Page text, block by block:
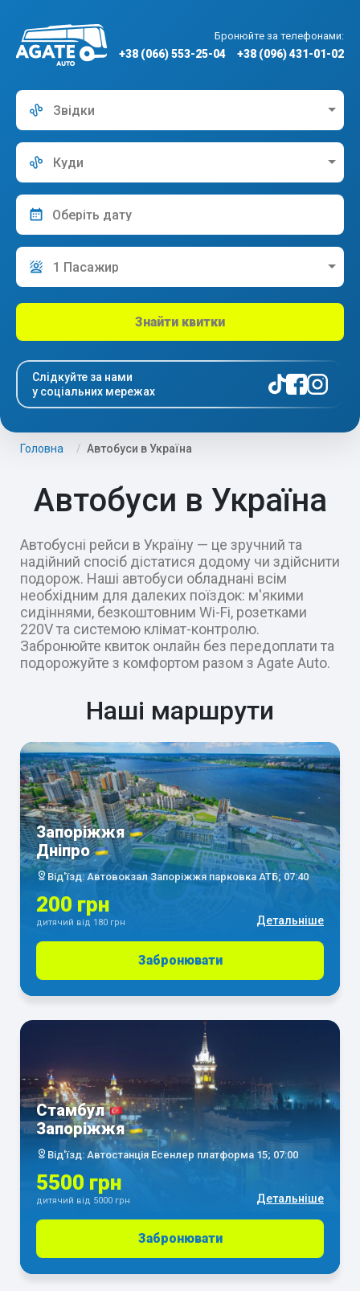
Бронюйте за телефонами:
+38 (066) 553-25-04 +38 (096) 431-01-02
Звідки
Куди
1 Пасажир
Знайти квитки
Слідкуйте за нами
у соціальних мережах
Головна Автобуси в Україна
Автобуси в Україна
Автобусні рейси в Україну — це зручний та
надійний спосіб дістатися додому чи здійснити
подорож. Наші автобуси обладнані всім
необхідним для далеких поїздок: м'якими
сидіннями, безкоштовним Wi-Fi, розетками
220V та системою клімат-контролю.
Забронюйте квиток онлайн без передоплати та
подорожуйте з комфортом разом з Agate Auto.
Наші маршрути
Запоріжжя
Дніпро
Від'їзд: Автовокзал Запоріжжя парковка АТБ; 07:40
200 грн
дитячий від 180 грн Детальніше
Забронювати
Стамбул
Запоріжжя
Від'їзд: Автостанція Есенлер платформа 15; 07:00
5500 грн
дитячий від 5000 грн Детальніше
Забронювати